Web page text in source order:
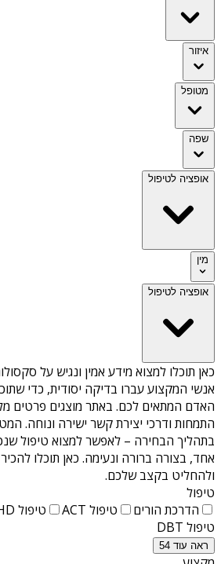
איזור
מטופל
שפה
אופציה לטיפול
מין
אופציה לטיפול
כאן תוכלו למצוא מידע אמין ונגיש על
אנשי המקצוע עברו בדיקה יסודית, כדי
האדם המתאים לכם. באתר מוצגים פרטים
התמחות ודרכי יצירת קשר ישירה ונוחה.
בתהליך הבחירה – לאפשר למצוא טיפול
אחד, בצורה ברורה ונעימה. כאן תוכלו
ולהחליט בקצב שלכם.
טיפול
הדרכת הורים
טיפול ACT טיפול ADHD
טיפול DBT
ראה עוד 54